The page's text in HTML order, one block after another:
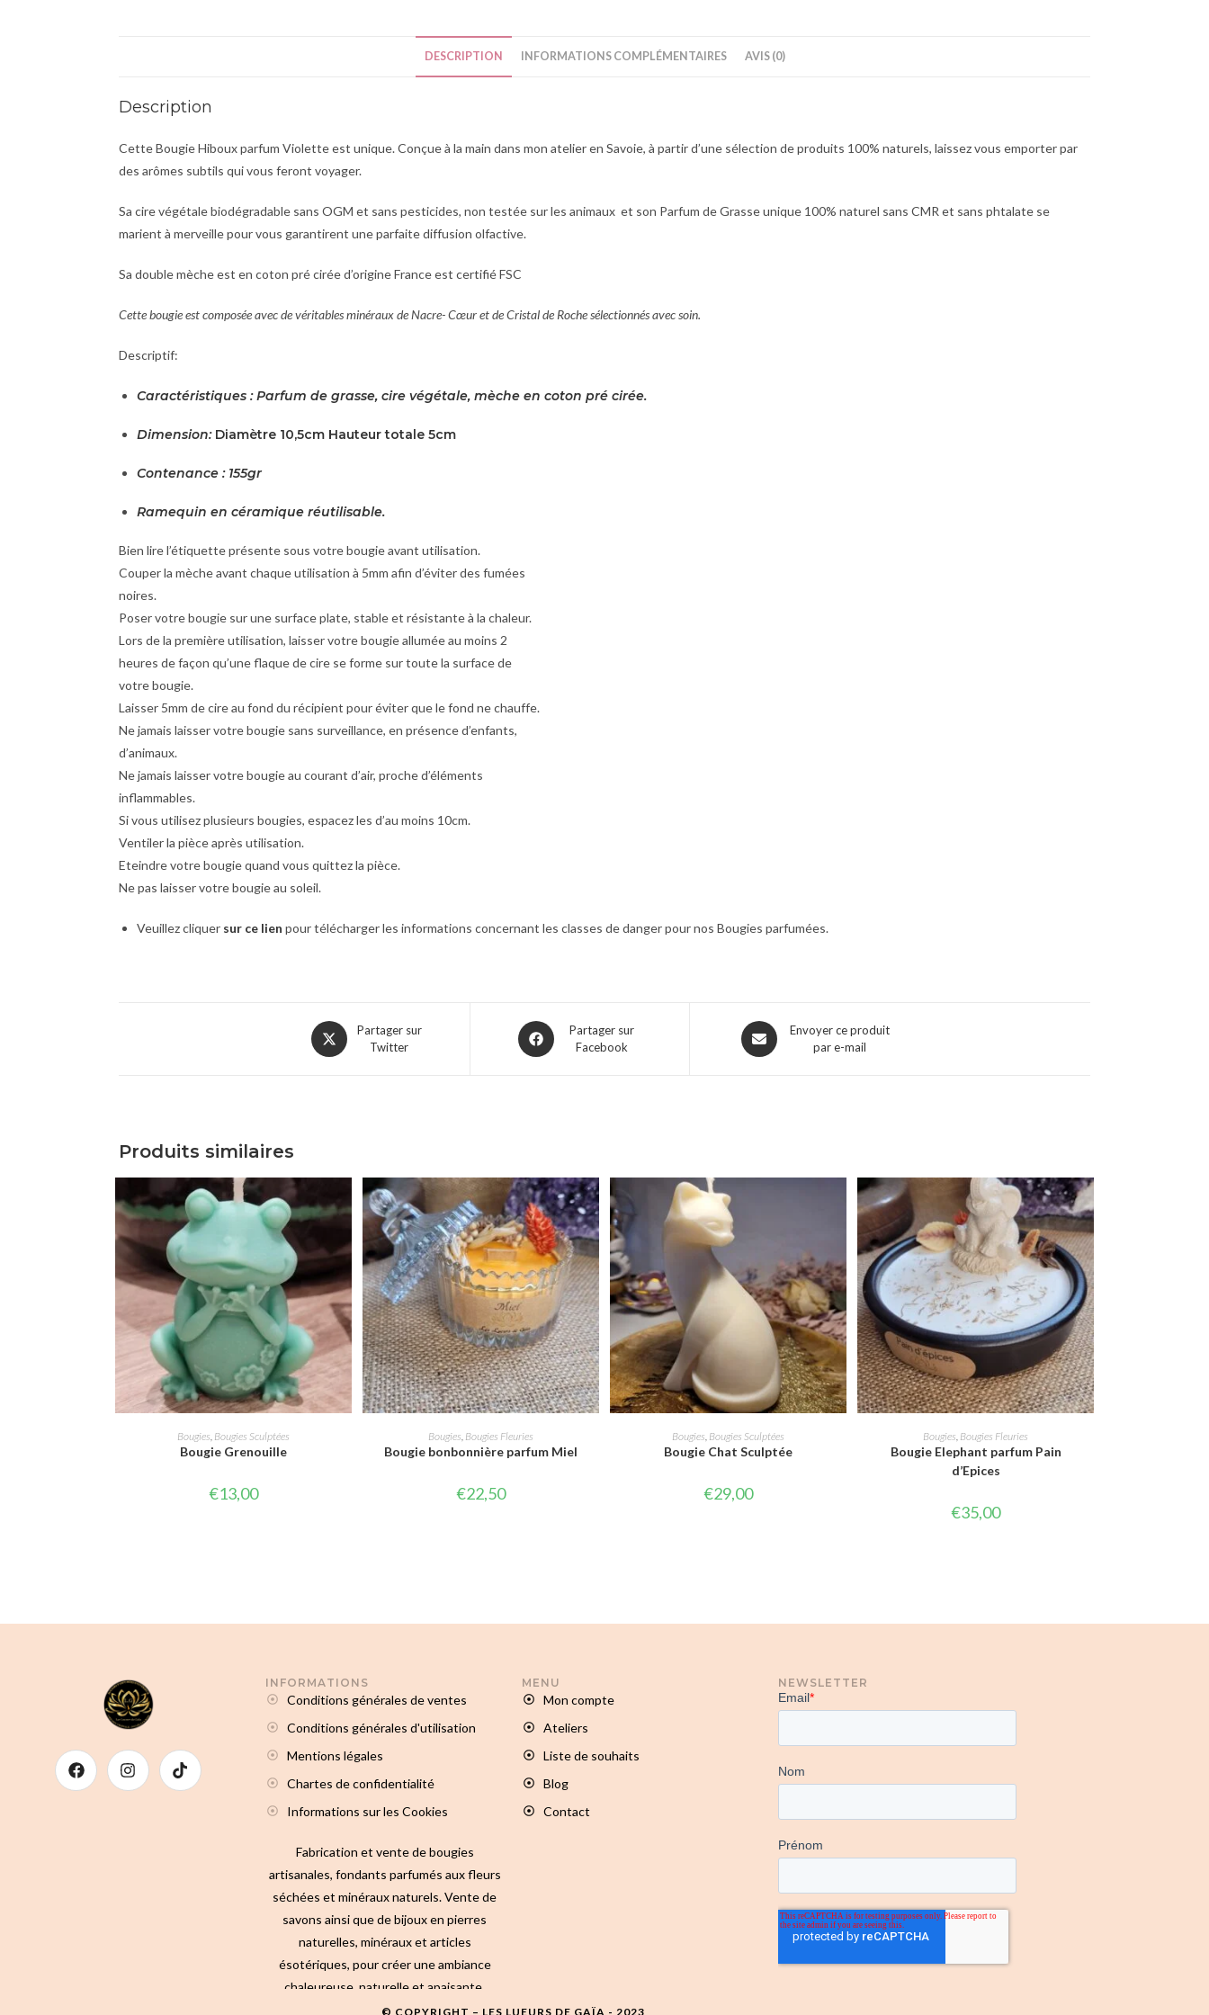
DESCRIPTION INFORMATIONS COMPLÉMENTAIRES AVIS (0)
Description
Cette Bougie Hiboux parfum Violette est unique. Conçue à la main dans mon atelier en Savoie, à partir d’une sélection de produits 100% naturels, laissez vous emporter par
des arômes subtils qui vous feront voyager.
Sa cire végétale biodégradable sans OGM et sans pesticides, non testée sur les animaux et son Parfum de Grasse unique 100% naturel sans CMR et sans phtalate se
marient à merveille pour vous garantirent une parfaite diffusion olfactive.
Sa double mèche est en coton pré cirée d’origine France est certifié FSC
Cette bougie est composée avec de véritables minéraux de Nacre- Cœur et de Cristal de Roche sélectionnés avec soin.
Descriptif:
Caractéristiques : Parfum de grasse, cire végétale, mèche en coton pré cirée.
Dimension: Diamètre 10,5cm Hauteur totale 5cm
Contenance : 155gr
Ramequin en céramique réutilisable.
Bien lire l’étiquette présente sous votre bougie avant utilisation.
Couper la mèche avant chaque utilisation à 5mm afin d’éviter des fumées
noires.
Poser votre bougie sur une surface plate, stable et résistante à la chaleur.
Lors de la première utilisation, laisser votre bougie allumée au moins 2
heures de façon qu’une flaque de cire se forme sur toute la surface de
votre bougie.
Laisser 5mm de cire au fond du récipient pour éviter que le fond ne chauffe.
Ne jamais laisser votre bougie sans surveillance, en présence d’enfants,
d’animaux.
Ne jamais laisser votre bougie au courant d’air, proche d’éléments
inflammables.
Si vous utilisez plusieurs bougies, espacez les d’au moins 10cm.
Ventiler la pièce après utilisation.
Eteindre votre bougie quand vous quittez la pièce.
Ne pas laisser votre bougie au soleil.
Veuillez cliquer sur ce lien pour télécharger les informations concernant les classes de danger pour nos Bougies parfumées.
Partager sur
Twitter
Partager sur
Facebook
Envoyer ce produit
par e-mail
Produits similaires
CHOIX DES OPTIONS
Bougies, Bougies Sculptées
Bougie Grenouille
€13,00
AJOUTER AU PANIER
Bougies, Bougies Fleuries
Bougie bonbonnière parfum Miel
€22,50
CHOIX DES OPTIONS
Bougies, Bougies Sculptées
Bougie Chat Sculptée
€29,00
AJOUTER AU PANIER
Bougies, Bougies Fleuries
Bougie Elephant parfum Pain
d’Epices
€35,00
INFORMATIONS
Conditions générales de ventes
Conditions générales d'utilisation
Mentions légales
Chartes de confidentialité
Informations sur les Cookies
Fabrication et vente de bougies
artisanales, fondants parfumés aux fleurs
séchées et minéraux naturels. Vente de
savons ainsi que de bijoux en pierres
naturelles, minéraux et articles
ésotériques, pour créer une ambiance
chaleureuse, naturelle et apaisante.
MENU
Mon compte
Ateliers
Liste de souhaits
Blog
Contact
NEWSLETTER
© COPYRIGHT – LES LUEURS DE GAÏA - 2023